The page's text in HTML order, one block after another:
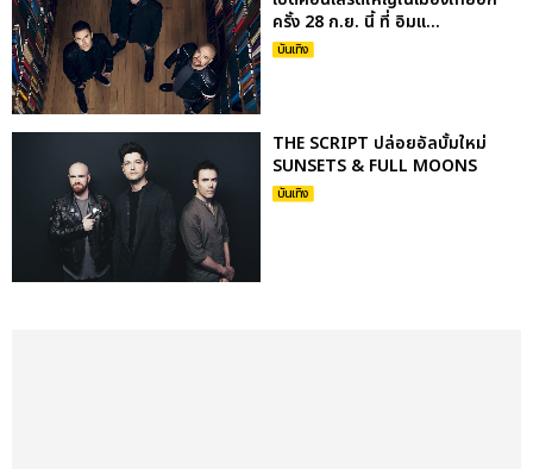
ครั้ง 28 ก.ย. นี้ ที่ อิมแ...
บันเทิง
THE SCRIPT ปล่อยอัลบั้มใหม่
SUNSETS & FULL MOONS
บันเทิง